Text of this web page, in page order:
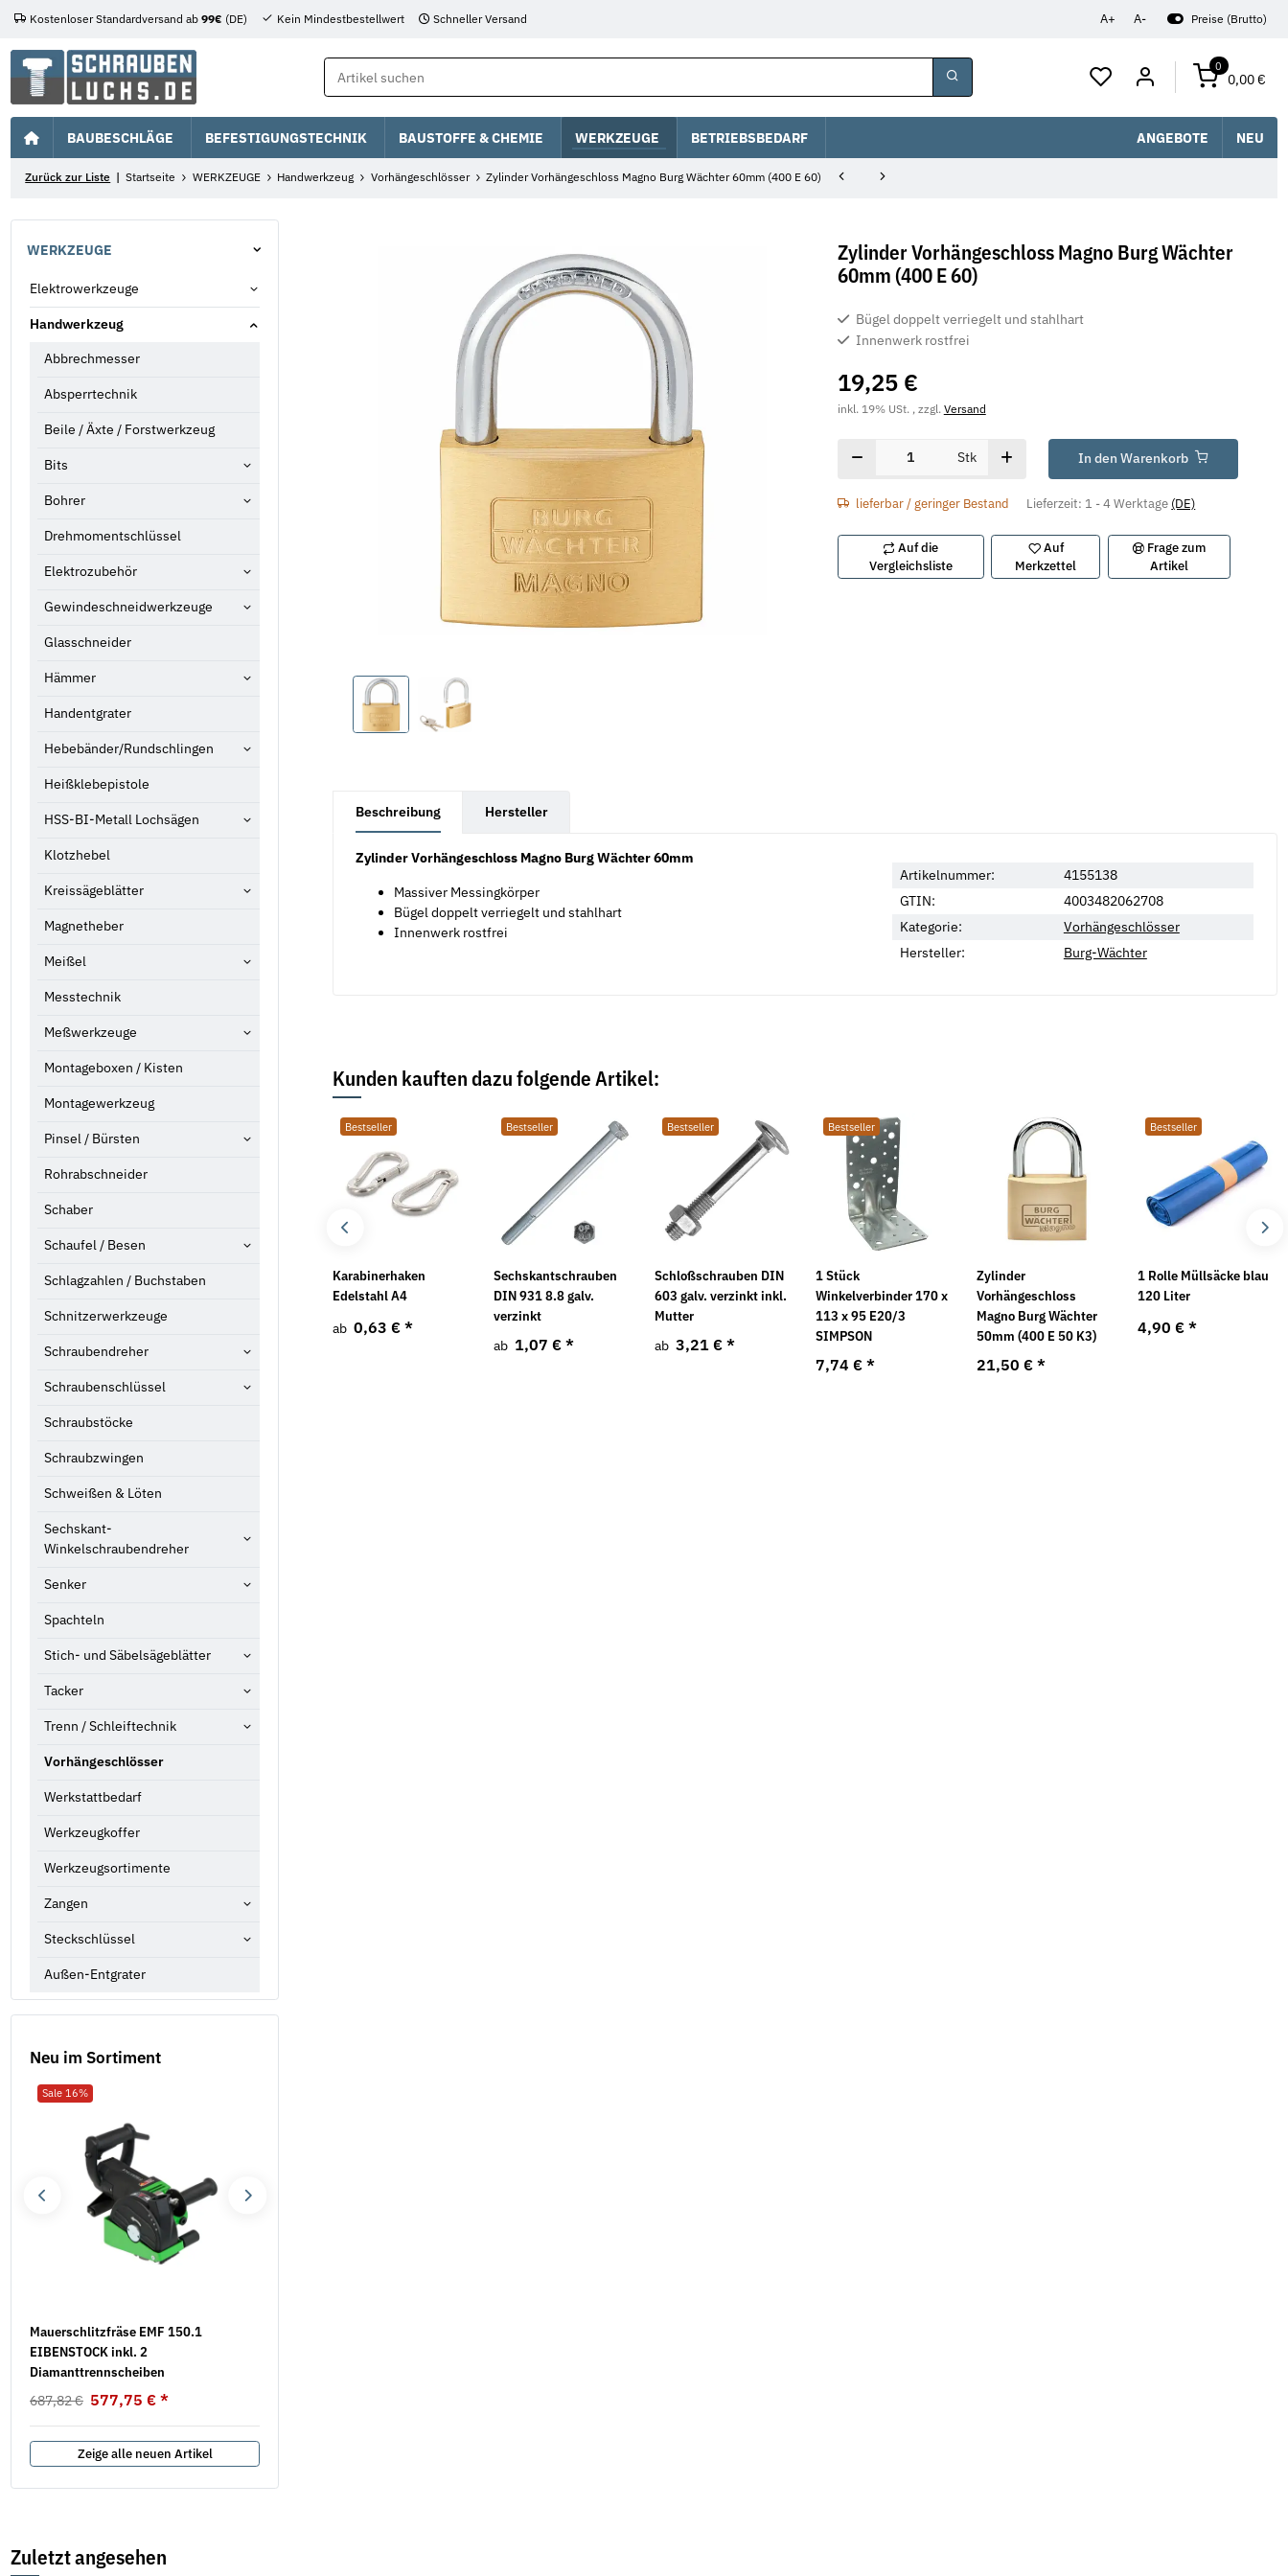
A+ A- Preise (Brutto)
Kostenloser Standardversand ab 99€ (DE) Kein Mindestbestellwert Schneller Versand
0
0,00 €
BAUBESCHLÄGE BEFESTIGUNGSTECHNIK BAUSTOFFE & CHEMIE WERKZEUGE BETRIEBSBEDARF ANGEBOTE NEU
Zurück zur Liste Startseite WERKZEUGE Handwerkzeug Vorhängeschlösser Zylinder Vorhängeschloss Magno Burg Wächter 60mm (400 E 60)
Zylinder Vorhängeschloss Magno Burg Wächter
60mm (400 E 60)
Bügel doppelt verriegelt und stahlhart
Innenwerk rostfrei
19,25 €
inkl. 19% USt. , zzgl.Versand
Stk In den Warenkorb
lieferbar / geringer Bestand Lieferzeit: 1 - 4 Werktage (DE)
Auf die
Vergleichsliste
Auf
Merkzettel
Frage zum
Artikel
Beschreibung Hersteller
Zylinder Vorhängeschloss Magno Burg Wächter 60mm
Massiver Messingkörper
Bügel doppelt verriegelt und stahlhart
Innenwerk rostfrei
Artikelnummer:
4155138
GTIN:
4003482062708
Kategorie:
Vorhängeschlösser
Hersteller:
Burg-Wächter
Kunden kauften dazu folgende Artikel:
1 Rolle Müllsäcke blau
4,90 €*
Unterlegscheiben DIN
Bestseller
Karabinerhaken
Edelstahl A4
ab 0,63 € *
Bestseller
Sechskantschrauben
DIN 931 8.8 galv.
verzinkt
ab 1,07 € *
Bestseller
Schloßschrauben DIN
603 galv. verzinkt inkl.
Mutter
ab 3,21 € *
Bestseller
1 Stück
Winkelverbinder 170 x
113 x 95 E20/3
SIMPSON
7,74 €*
Zylinder
Vorhängeschloss
Magno Burg Wächter
50mm (400 E 50 K3)
21,50 €*
Bestseller
1 Rolle Müllsäcke blau
120 Liter
4,90 €*
WERKZEUGE
Elektrowerkzeuge
Handwerkzeug
Abbrechmesser
Absperrtechnik
Beile / Äxte / Forstwerkzeug
Bits
Bohrer
Drehmomentschlüssel
Elektrozubehör
Gewindeschneidwerkzeuge
Glasschneider
Hämmer
Handentgrater
Hebebänder/Rundschlingen
Heißklebepistole
HSS-BI-Metall Lochsägen
Klotzhebel
Kreissägeblätter
Magnetheber
Meißel
Messtechnik
Meßwerkzeuge
Montageboxen / Kisten
Montagewerkzeug
Pinsel / Bürsten
Rohrabschneider
Schaber
Schaufel / Besen
Schlagzahlen / Buchstaben
Schnitzerwerkzeuge
Schraubendreher
Schraubenschlüssel
Schraubstöcke
Schraubzwingen
Schweißen & Löten
Sechskant-
Winkelschraubendreher
Senker
Spachteln
Stich- und Säbelsägeblätter
Tacker
Trenn / Schleiftechnik
Vorhängeschlösser
Werkstattbedarf
Werkzeugkoffer
Werkzeugsortimente
Zangen
Steckschlüssel
Außen-Entgrater
Neu im Sortiment
Sale 16%
Mauerschlitzfräse EMF 150.1
EIBENSTOCK inkl. 2
Diamanttrennscheiben
687,82 € 577,75 € *
Zeige alle neuen Artikel
Zuletzt angesehen